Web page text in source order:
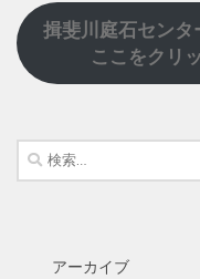
揖斐川庭石センタ
ここをクリ
検
索:
アーカイブ